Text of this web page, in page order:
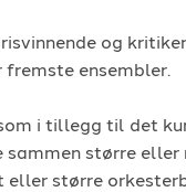
og
ensembler.
i tillegg til det
større eller
større